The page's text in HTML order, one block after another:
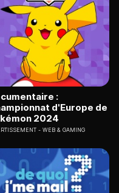
:
d'Europe de
2024
WEB & GAMING